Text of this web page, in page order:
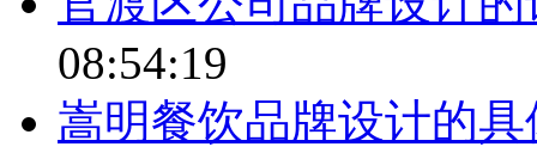
08:54:19
嵩明餐饮品牌设计的